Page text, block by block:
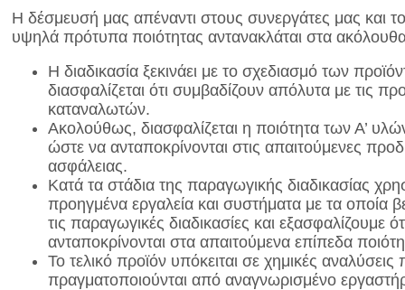
Η δέσμευσή μας απέναντι στους συνεργάτες μας και
υψηλά πρότυπα ποιότητας αντανακλάται στα
Η διαδικασία ξεκινάει με το σχεδιασμό των
διασφαλίζεται ότι συμβαδίζουν απόλυτα με τις
καταναλωτών.
Ακολούθως, διασφαλίζεται η ποιότητα των Α’
ώστε να ανταποκρίνονται στις απαιτούμενες
ασφάλειας.
Κατά τα στάδια της παραγωγικής διαδικασίας
προηγμένα εργαλεία και συστήματα με τα οποία
τις παραγωγικές διαδικασίες και εξασφαλίζουμε
ανταποκρίνονται στα απαιτούμενα επίπεδα
Το τελικό προϊόν υπόκειται σε χημικές αναλύσεις
πραγματοποιούνται από αναγνωρισμένο